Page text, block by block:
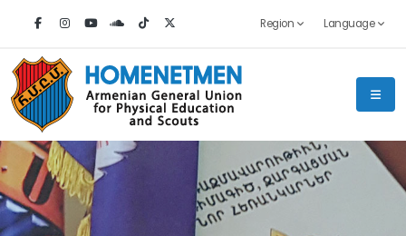
Region Language